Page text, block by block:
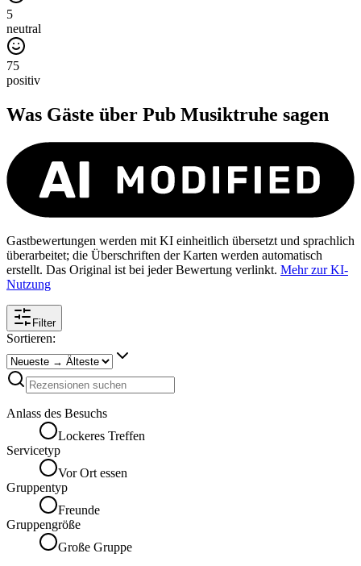
5
neutral
75
positiv
Was Gäste über Pub Musiktruhe sagen
Gastbewertungen werden mit KI einheitlich übersetzt und sprachlich
überarbeitet; die Überschriften der Karten werden automatisch
erstellt. Das Original ist bei jeder Bewertung verlinkt. Mehr zur KI-
Nutzung
Filter
Sortieren:
Anlass des Besuchs
Lockeres Treffen
Servicetyp
Vor Ort essen
Gruppentyp
Freunde
Gruppengröße
Große Gruppe